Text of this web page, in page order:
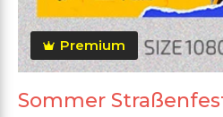
Premium
Sommer